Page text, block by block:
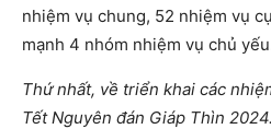
nhiệm vụ chung, 52 nhiệm vụ
mạnh 4 nhóm nhiệm vụ chủ
Thứ nhất, về triển khai các
Tết Nguyên đán Giáp Thìn 2024.